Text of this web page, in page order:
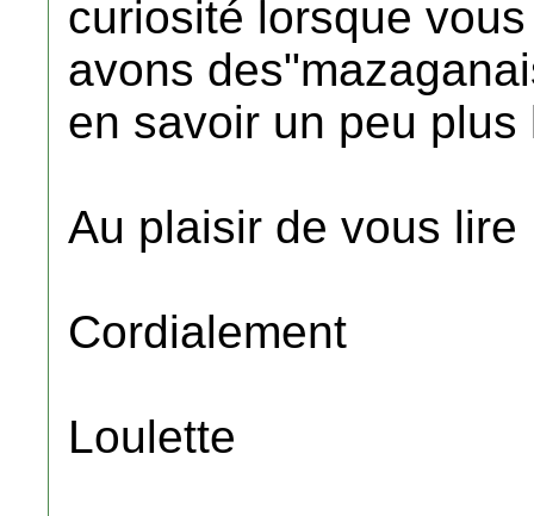
curiosité lorsque
avons
en savoir un peu
Au plaisir de vous lire
Cordialement
Loulette